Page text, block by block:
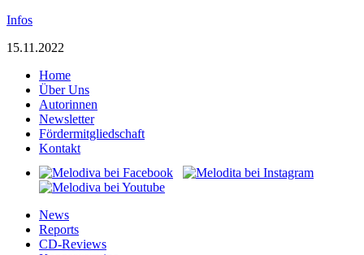
Infos
15.11.2022
Home
Über Uns
Autorinnen
Newsletter
Fördermitgliedschaft
Kontakt
News
Reports
CD-Reviews